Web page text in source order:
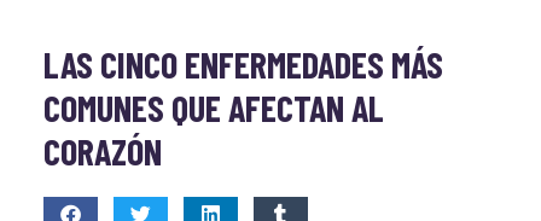
LAS CINCO ENFERMEDADES MÁS
COMUNES QUE AFECTAN AL
CORAZÓN